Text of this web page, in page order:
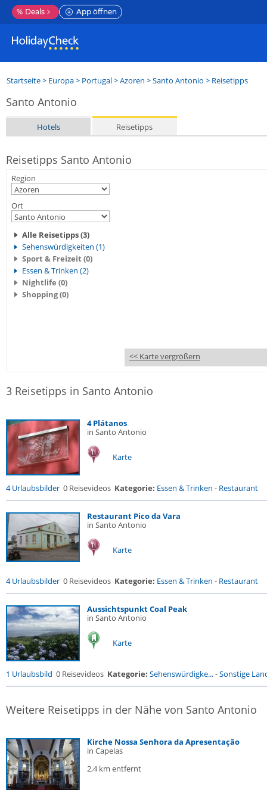
% Deals App öffnen
Startseite> Europa> Portugal>Azoren >Santo Antonio > Reisetipps
Santo Antonio
Hotels Reisetipps
Reisetipps Santo Antonio
Region
Ort
Alle Reisetipps (3)
Sehenswürdigkeiten (1)
Sport & Freizeit (0)
Essen & Trinken (2)
Nightlife (0)
Shopping (0)
<< Karte vergrößern
3 Reisetipps in Santo Antonio
4 Plátanos
in Santo Antonio
Karte
4 Urlaubsbilder 0 Reisevideos Kategorie: Essen & Trinken - Restaurant
Restaurant Pico da Vara
in Santo Antonio
Karte
4 Urlaubsbilder 0 Reisevideos Kategorie: Essen & Trinken - Restaurant
Aussichtspunkt Coal Peak
in Santo Antonio
Karte
1 Urlaubsbild 0 Reisevideos Kategorie: Sehenswürdigke...-Sonstige
Weitere Reisetipps in der Nähe von Santo Antonio
Kirche Nossa Senhora da Apresentação
in Capelas
2,4 km entfernt